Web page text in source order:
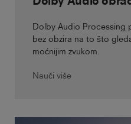
Dolby Audio Processing
bez obzira na to što
moćnijim zvukom.
Nauči više